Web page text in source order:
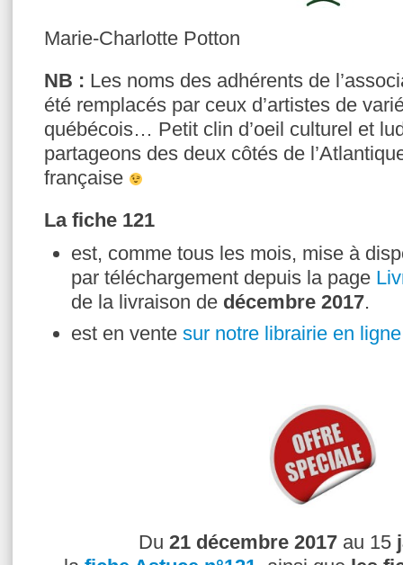
Marie-Charlotte Potton
NB : Les noms des adhérents de
été remplacés par ceux d’artistes de
québécois… Petit clin d’oeil culturel et
partageons des deux côtés de
française
La fiche 121
est, comme tous les mois, mise à
par téléchargement depuis la page
de la livraison de décembre 2017.
est en vente sur notre librairie en ligne
Du 21 décembre 2017au 15